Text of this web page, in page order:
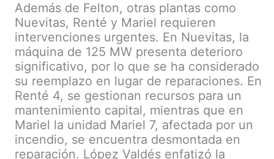
Además de Felton, otras plantas como
Nuevitas, Renté y Mariel requieren
intervenciones urgentes. En Nuevitas, la
máquina de 125 MW presenta deterioro
significativo, por lo que se ha considerado
su reemplazo en lugar de reparaciones. En
Renté 4, se gestionan recursos para un
mantenimiento capital, mientras que en
Mariel la unidad Mariel 7, afectada por un
incendio, se encuentra desmontada en
reparación. López Valdés enfatizó la